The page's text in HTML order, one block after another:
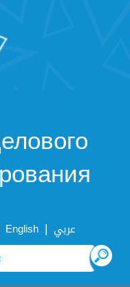
English | عربي